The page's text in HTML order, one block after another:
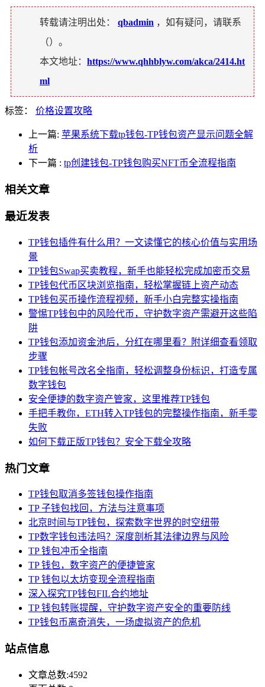
转载请注明出处： qbadmin ，如有疑问，请联系
（）。
本文地址： https://www.qhhblyw.com/akca/2414.ht
ml
标签： 价格设置攻略
上一篇: 苹果系统下载tp钱包-TP钱包资产显示问题全解
析
下一篇 : tp创建钱包-TP钱包购买NFT币全流程指南
相关文章
最近发表
TP钱包插件有什么用？一文读懂它的核心价值与实用场
景
TP钱包Swap买卖教程，新手也能轻松完成加密币交易
TP钱包代币区块浏览指南，轻松掌握链上资产动态
TP钱包买币操作流程视频，新手小白完整实操指南
警惕TP钱包中的风险代币，守护数字资产需避开这些陷
阱
TP钱包添加资金池后，分红在哪里看？附详细查看领取
步骤
TP钱包帐号改名全指南，轻松调整身份标识，打造专属
数字钱包
安全便捷的数字资产管家，这里推荐TP钱包
手把手教你，ETH转入TP钱包的完整操作指南，新手零
失败
如何下载正版TP钱包？安全下载全攻略
热门文章
TP钱包取消多签钱包操作指南
TP 子钱包找回，方法与注意事项
北京时间与TP钱包，探索数字世界的时空纽带
TP数字钱包违法吗？深度剖析其法律边界与风险
TP 钱包冲币全指南
TP 钱包，数字资产的便捷管家
TP 钱包以太坊变现全流程指南
深入探究TP钱包FIL合约地址
TP 钱包转账提醒，守护数字资产安全的重要防线
TP钱包币离奇消失，一场虚拟资产的危机
站点信息
文章总数:4592